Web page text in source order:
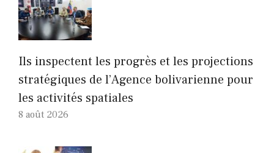
Ils inspectent les progrès et les projections
stratégiques de l’Agence bolivarienne pour
les activités spatiales
8 août 2026